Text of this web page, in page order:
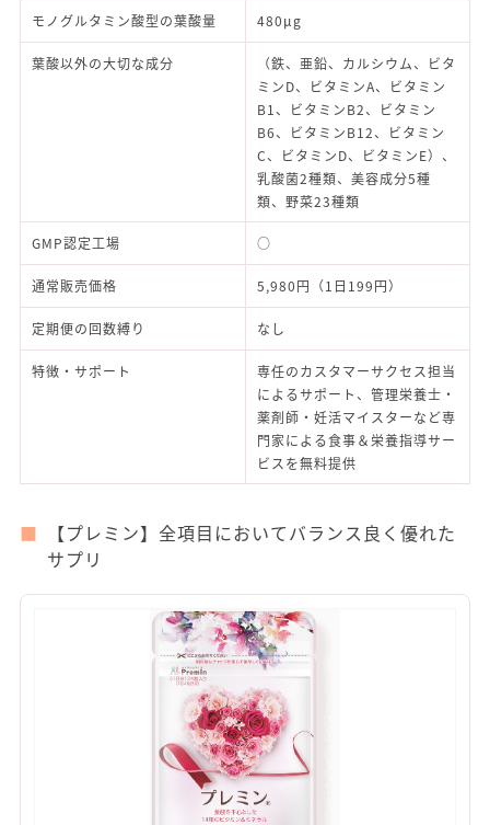
らは480μgの葉酸を手軽に摂取できるほか、鉄分やカ
ルシウム、ビタミン、ミネラルなどが摂取でき、妊娠
中の健康維持に役立ちますよ。
葉酸を効率良く摂取できるように体内にとどまりやす
い「酵母葉酸」を使用している点もこだわりポイント
のひとつ。香料、着色料、保存料などを使用していな
いところもうれしいですね。サプリメントの大きさは
直径9mmと小さく比較的飲みやすいでしょう。
モノグルタミン酸型の葉酸量 480μg
葉酸以外の大切な成分
（鉄、亜鉛、カルシウム、ビタ
ミンD、ビタミンA、ビタミン
B1、ビタミンB2、ビタミン
B6、ビタミンB12、ビタミン
C、ビタミンD、ビタミンE）、
乳酸菌2種類、美容成分5種
GMP認定工場 ○
なし
専任のカスタマーサクセス担当
によるサポート、管理栄養士・
薬剤師・妊活マイスターなど専
門家による食事＆栄養指導サー
ビスを無料提供